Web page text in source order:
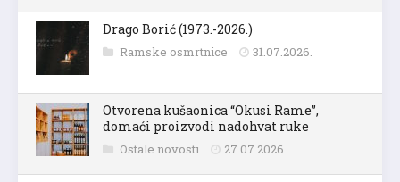
Drago Borić (1973.-2026.)
Ramske osmrtnice 31.07.2026.
Otvorena kušaonica “Okusi Rame”,
domaći proizvodi nadohvat ruke
Ostale novosti 27.07.2026.